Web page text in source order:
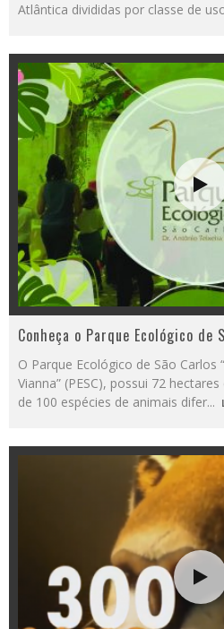
Atlântica divididas por classe de
Conheça o Parque Ecológico de
O Parque Ecológico de São Carlos
Vianna” (PESC), possui 72
de 100 espécies de animais difer...